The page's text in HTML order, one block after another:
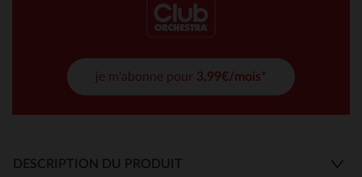
je m'abonne pour 3,99€/mois*
DESCRIPTION DU PRODUIT